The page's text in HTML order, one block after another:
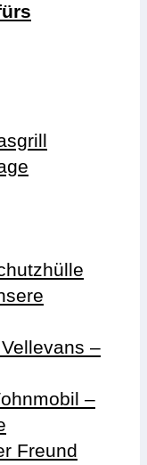
–
–
Freund